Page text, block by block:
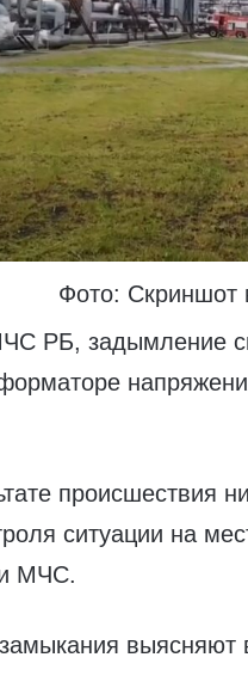
Фото:
РБ, задымление
происшествия
ситуации на
МЧС.
замыкания